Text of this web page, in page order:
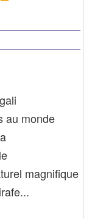
au monde
magnifique